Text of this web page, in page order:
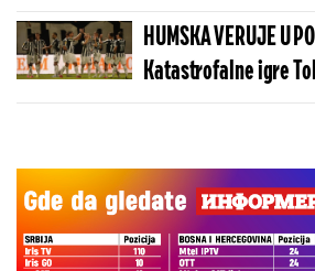
može da košta manje
HUMSKA VERUJE U
Katastrofalne igre
ulivaju